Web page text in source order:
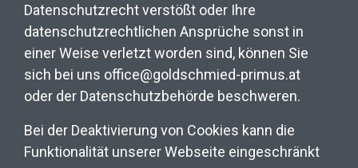
Datenschutzrecht verstößt oder Ihre
datenschutzrechtlichen Ansprüche sonst in
einer Weise verletzt worden sind, können Sie
sich bei uns office@goldschmied-primus.at
oder der Datenschutzbehörde beschweren.
Bei der Deaktivierung von Cookies kann die
Funktionalität unserer Webseite eingeschränkt